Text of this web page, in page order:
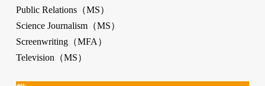
Public Relations（MS）
Science Journalism（MS）
Screenwriting（MFA）
Television（MS）